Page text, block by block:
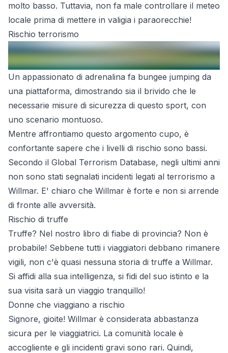
molto basso. Tuttavia, non fa male controllare il meteo
locale prima di mettere in valigia i paraorecchie!
Rischio terrorismo
Un appassionato di adrenalina fa bungee jumping da
una piattaforma, dimostrando sia il brivido che le
necessarie misure di sicurezza di questo sport, con
uno scenario montuoso.
Mentre affrontiamo questo argomento cupo, è
confortante sapere che i livelli di rischio sono bassi.
Secondo il Global Terrorism Database, negli ultimi anni
non sono stati segnalati incidenti legati al terrorismo a
Willmar. E' chiaro che Willmar è forte e non si arrende
di fronte alle avversità.
Rischio di truffe
Truffe? Nel nostro libro di fiabe di provincia? Non è
probabile! Sebbene tutti i viaggiatori debbano rimanere
vigili, non c'è quasi nessuna storia di truffe a Willmar.
Si affidi alla sua intelligenza, si fidi del suo istinto e la
sua visita sarà un viaggio tranquillo!
Donne che viaggiano a rischio
Signore, gioite! Willmar è considerata abbastanza
sicura per le viaggiatrici. La comunità locale è
accogliente e gli incidenti gravi sono rari. Quindi,